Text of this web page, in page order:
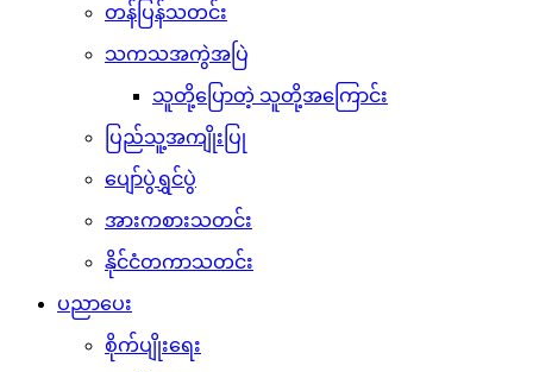
တန်ပြန်သတင်း
သကသအကွဲအပြဲ
သူတို့ပြောတဲ့ သူတို့အကြောင်း
ပြည်သူ့အကျိုးပြု
ပျော်ပွဲရွှင်ပွဲ
အားကစားသတင်း
နိုင်ငံတကာသတင်း
ပညာပေး
စိုက်ပျိုးရေး